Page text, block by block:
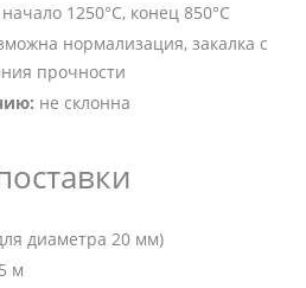
начало 1250°C, конец 850°C
нормализация, закалка с
прочности
не склонна
диаметра 20 мм)
м